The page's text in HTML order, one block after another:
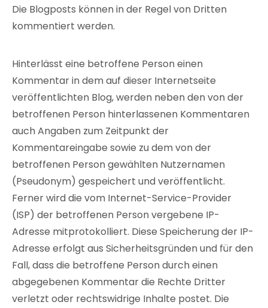
Die Blogposts können in der Regel von Dritten
kommentiert werden.
Hinterlässt eine betroffene Person einen
Kommentar in dem auf dieser Internetseite
veröffentlichten Blog, werden neben den von der
betroffenen Person hinterlassenen Kommentaren
auch Angaben zum Zeitpunkt der
Kommentareingabe sowie zu dem von der
betroffenen Person gewählten Nutzernamen
(Pseudonym) gespeichert und veröffentlicht.
Ferner wird die vom Internet-Service-Provider
(ISP) der betroffenen Person vergebene IP-
Adresse mitprotokolliert. Diese Speicherung der IP-
Adresse erfolgt aus Sicherheitsgründen und für den
Fall, dass die betroffene Person durch einen
abgegebenen Kommentar die Rechte Dritter
verletzt oder rechtswidrige Inhalte postet. Die